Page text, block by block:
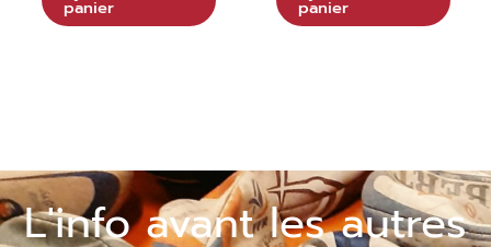
panier panier
L'info avant les autres